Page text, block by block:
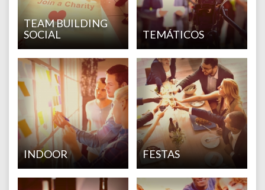
TEAM BUILDING
SOCIAL
TEMÁTICOS
INDOOR FESTAS